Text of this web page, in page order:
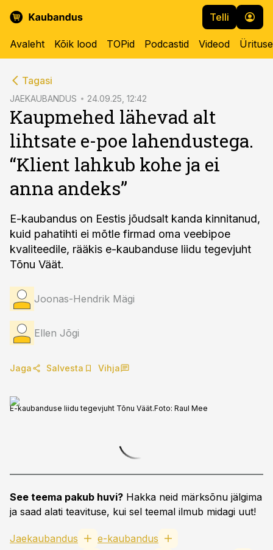
Telli
Avaleht Kõik lood TOPid Podcastid Videod
Tagasi
JAEKAUBANDUS 24.09.25, 12:42
Kaupmehed lähevad alt
lihtsate e-poe lahendustega.
“Klient lahkub kohe ja ei
anna andeks”
E-kaubandus on Eestis jõudsalt kanda kinnitanud,
kuid pahatihti ei mõtle firmad oma veebipoe
kvaliteedile, rääkis e-kaubanduse liidu tegevjuht
Tõnu Väät.
Joonas-Hendrik Mägi
Ellen Jõgi
Jaga Salvesta Vihja
E-kaubanduse liidu tegevjuht Tõnu Väät.Foto: Raul Mee
See teema pakub huvi? Hakka neid märksõnu jälgima
ja saad alati teavituse, kui sel teemal ilmub midagi uut!
Jaekaubandus
e-kaubandus